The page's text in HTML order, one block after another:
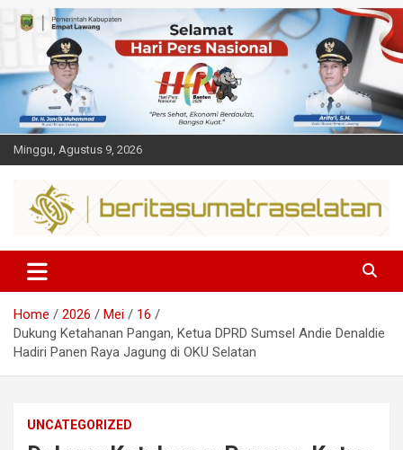
Minggu, Agustus 9, 2026
Sumsel
Home 2026 Mei
16
Dukung Ketahanan Pangan, Ketua DPRD Sumsel Andie Denaldie
Hadiri Panen Raya Jagung di OKU Selatan
UNCATEGORIZED